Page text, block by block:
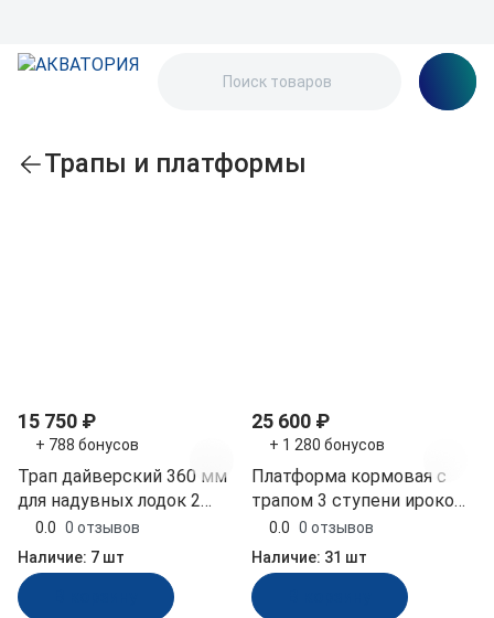
Трапы и платформы
р
у
д
о
в
а
н
ы
с
у
д
в
н
п
ы
д
а
й
в
е
ы
д
л
р
15 750 ₽
+ 788 бонусов
Трап дайверский 360 мм
для надувных лодок 2
черных ступени
(040115BT, 10269530)
0.0 0 отзывов
Наличие: 7 шт
25 600 ₽
+ 1 280 бонусов
Платформа кормовая с
трапом 3 ступени ироко
(040223T, 10269430)
0.0 0 отзывов
Наличие: 31 шт